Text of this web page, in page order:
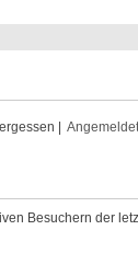
Besuchern der